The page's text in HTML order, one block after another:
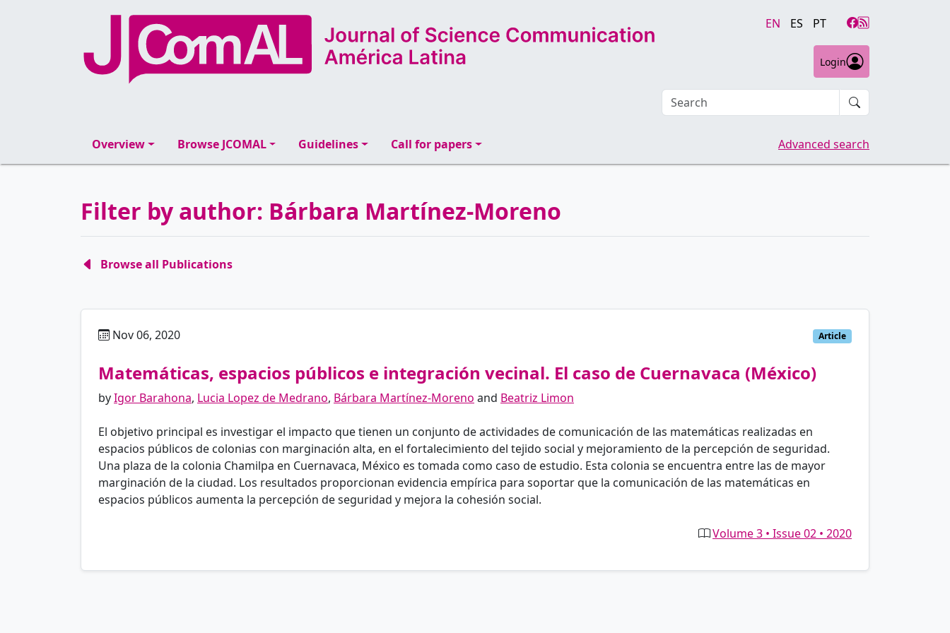
EN ES PT
Login
Search an article
Overview Browse JCOMAL Guidelines Call for papers Advanced search
Filter by author: Bárbara Martínez-Moreno
Browse all Publications
Nov 06, 2020 Article
Matemáticas, espacios públicos e integración vecinal. El caso de Cuernavaca (México)
byIgor Barahona, Lucia Lopez de Medrano, Bárbara Martínez-Moreno and Beatriz Limon
El objetivo principal es investigar el impacto que tienen un conjunto de actividades de comunicación de las matemáticas realizadas en
espacios públicos de colonias con marginación alta, en el fortalecimiento del tejido social y mejoramiento de la percepción de seguridad.
Una plaza de la colonia Chamilpa en Cuernavaca, México es tomada como caso de estudio. Esta colonia se encuentra entre las de mayor
marginación de la ciudad. Los resultados proporcionan evidencia empírica para soportar que la comunicación de las matemáticas en
espacios públicos aumenta la percepción de seguridad y mejora la cohesión social.
Volume 3 • Issue 02 • 2020